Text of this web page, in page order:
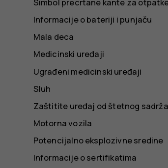
Simbol precrtane kante za
Informacije o bateriji i punjaču
Mala deca
Medicinski uređaji
Ugrađeni medicinski uređaji
Sluh
Zaštitite uređaj od štetnog
Motorna vozila
Potencijalno eksplozivne sredine
Informacije o sertifikatima